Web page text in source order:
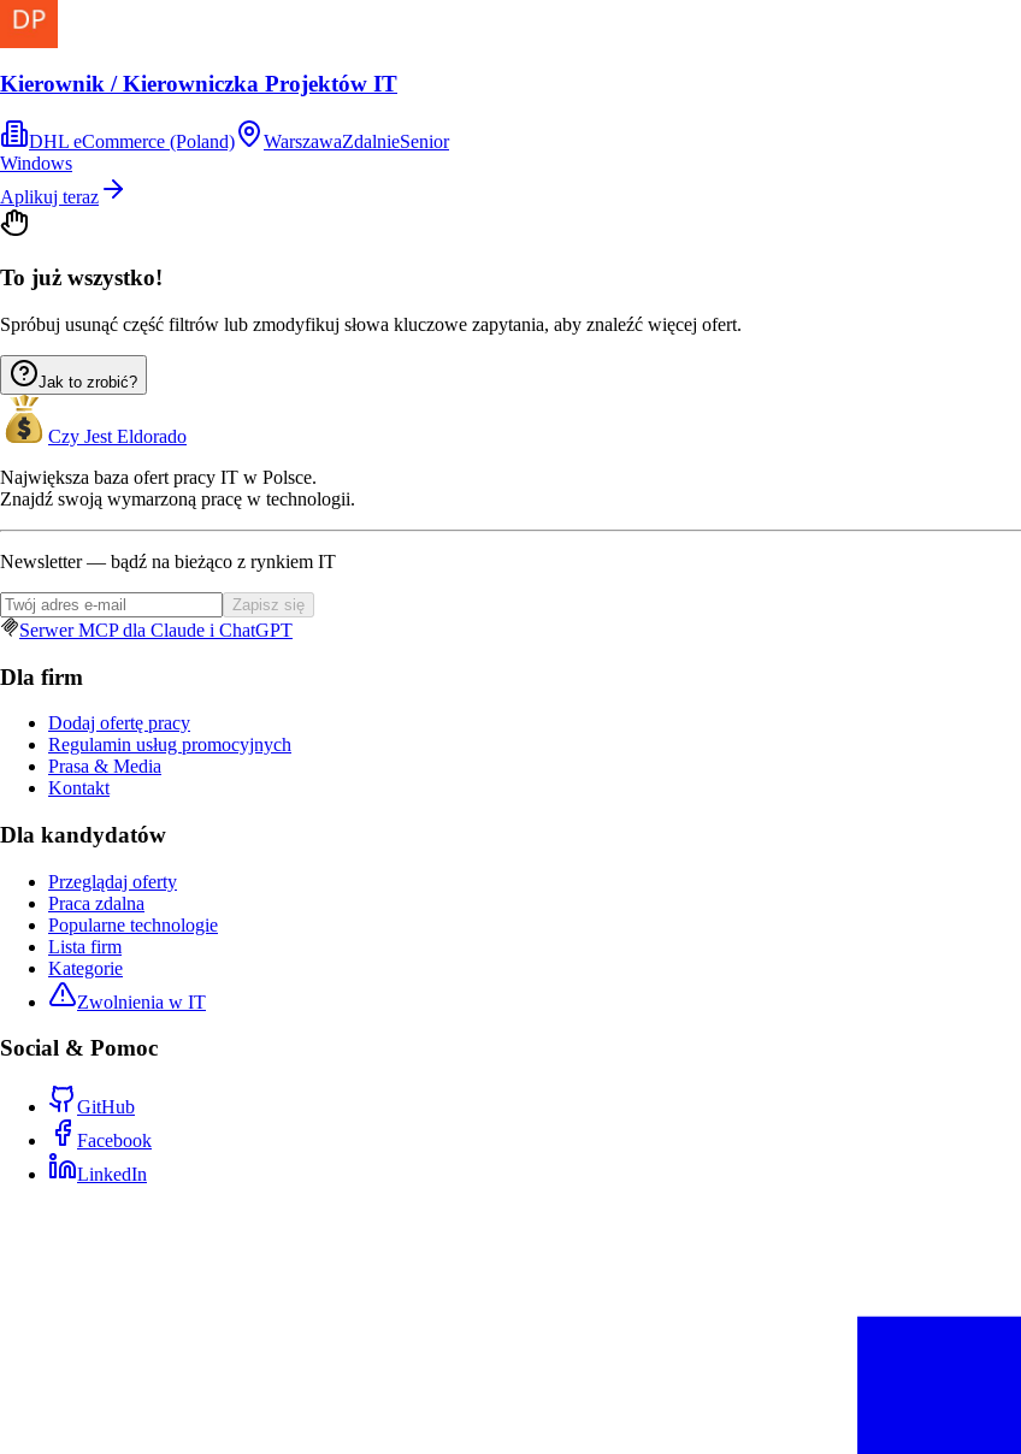
Kierownik / Kierowniczka Projektów IT
DHL eCommerce (Poland) WarszawaZdalnieSenior
Windows
Aplikuj teraz
To już wszystko!
Spróbuj usunąć część filtrów lub zmodyfikuj słowa kluczowe zapytania, aby znaleźć więcej ofert.
Jak to zrobić?
Czy Jest Eldorado
Największa baza ofert pracy IT w Polsce.
Znajdź swoją wymarzoną pracę w technologii.
Newsletter — bądź na bieżąco z rynkiem IT
Zapisz się
Serwer MCP dla Claude i ChatGPT
Dla firm
Dodaj ofertę pracy
Regulamin usług promocyjnych
Prasa & Media
Kontakt
Dla kandydatów
Przeglądaj oferty
Praca zdalna
Popularne technologie
Lista firm
Kategorie
Zwolnienia w IT
Social & Pomoc
GitHub
Facebook
LinkedIn